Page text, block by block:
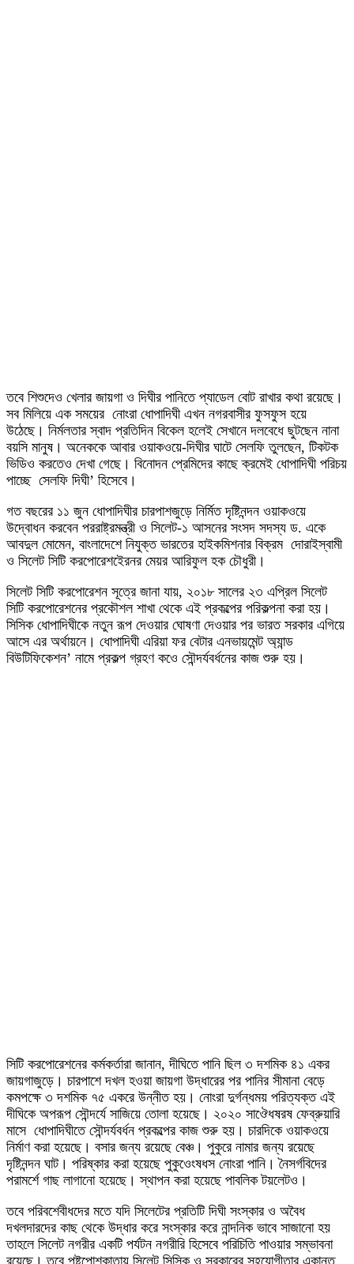
তবে শিশুদেও খেলার জায়গা ও দিঘীর পানিতে প্যাডেল বোট রাখার কথা রয়েছে।
সব মিলিয়ে এক সময়ের নোংরা ধোপাদিঘী এখন নগরবাসীর ফুসফুস হয়ে
উঠেছে। নির্মলতার স্বাদ প্রতিদিন বিকেল হলেই সেখানে দলবেধে ছুটছেন নানা
বয়সি মানুষ। অনেককে আবার ওয়াকওয়ে-দিঘীর ঘাটে সেলফি তুলছেন, টিকটক
ভিডিও করতেও দেখা গেছে। বিনোদন প্রেমিদের কাছে ক্রমেই ধোপাদিঘী পরিচয়
পাচ্ছে সেলফি দিঘী’ হিসেবে।
গত বছরের ১১ জুন ধোপাদিঘীর চারপাশজুড়ে নির্মিত দৃষ্টিনন্দন ওয়াকওয়ে
উদ্বোধন করবেন পররাষ্ট্রমন্ত্রী ও সিলেট-১ আসনের সংসদ সদস্য ড. একে
আবদুল মোমেন, বাংলাদেশে নিযুক্ত ভারতের হাইকমিশনার বিক্রম দোরাইস্বামী
ও সিলেট সিটি করপোরেশইেরনর মেয়র আরিফুল হক চৌধুরী।
সিলেট সিটি করপোরেশন সূত্রে জানা যায়, ২০১৮ সালের ২৩ এপ্রিল সিলেট
সিটি করপোরেশনের প্রকৌশল শাখা থেকে এই প্রকল্পের পরিকল্পনা করা হয়।
সিসিক ধোপাদিঘীকে নতুন রূপ দেওয়ার ঘোষণা দেওয়ার পর ভারত সরকার এগিয়ে
আসে এর অর্থায়নে। ধোপাদিঘী এরিয়া ফর বেটার এনভায়মেন্ট অ্যান্ড
বিউটিফিকেশন’ নামে প্রকল্প গ্রহণ কওে সৌন্দর্যবর্ধনের কাজ শুরু হয়।
সিটি করপোরেশনের কর্মকর্তারা জানান, দীঘিতে পানি ছিল ৩ দশমিক ৪১ একর
জায়গাজুড়ে। চারপাশে দখল হওয়া জায়গা উদ্ধারের পর পানির সীমানা বেড়ে
কমপক্ষে ৩ দশমিক ৭৫ একরে উন্নীত হয়। নোংরা দুর্গন্ধময় পরিত্যক্ত এই
দীঘিকে অপরূপ সৌন্দর্যে সাজিয়ে তোলা হয়েছে। ২০২০ সাঔেধষরষ ফেব্রুয়ারি
মাসে ধোপাদিঘীতে সৌন্দর্যবর্ধন প্রকল্পের কাজ শুরু হয়। চারদিকে ওয়াকওয়ে
নির্মাণ করা হয়েছে। বসার জন্য রয়েছে বেঞ্চ। পুকুরে নামার জন্য রয়েছে
দৃষ্টিনন্দন ঘাট। পরিষ্কার করা হয়েছে পুকুওেংষধস নোংরা পানি। নৈসর্গবিদের
পরামর্শে গাছ লাগানো হয়েছে। স্থাপন করা হয়েছে পাবলিক টয়লেটও।
তবে পরিবশেবীধদের মতে যদি সিলেটের প্রতিটি দিঘী সংস্কার ও অবৈধ
দখলদারদের কাছ থেকে উদ্ধার করে সংস্কার করে নান্দনিক ভাবে সাজানো হয়
তাহলে সিলেট নগরীর একটি পর্যটন নগরীরি হিসেবে পরিচিতি পাওয়ার সম্ভাবনা
রয়েছে। তবে পৃষ্টপোশকাতায় সিলেট সিসিক ও সরকারের সহযোগীতার একান্ত